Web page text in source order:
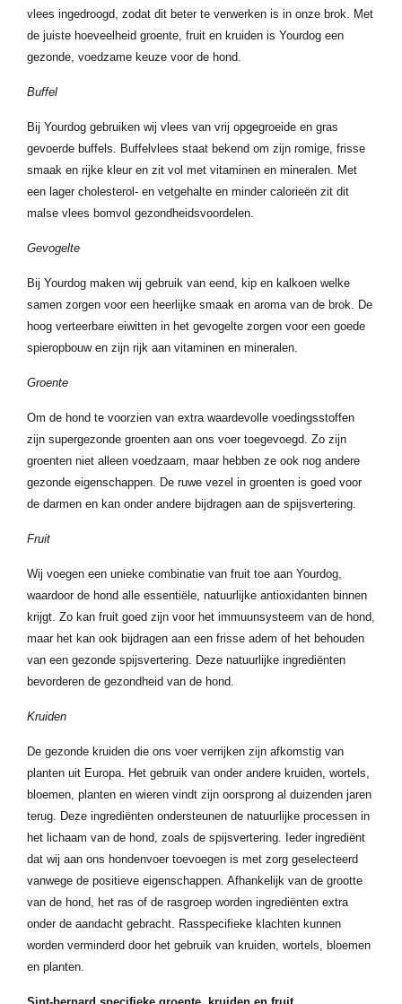
vlees ingedroogd, zodat dit beter te verwerken is in onze brok. Met
de juiste hoeveelheid groente, fruit en kruiden is Yourdog een
gezonde, voedzame keuze voor de hond.
Buffel
Bij Yourdog gebruiken wij vlees van vrij opgegroeide en gras
gevoerde buffels. Buffelvlees staat bekend om zijn romige, frisse
smaak en rijke kleur en zit vol met vitaminen en mineralen. Met
een lager cholesterol- en vetgehalte en minder calorieën zit dit
malse vlees bomvol gezondheidsvoordelen.
Gevogelte
Bij Yourdog maken wij gebruik van eend, kip en kalkoen welke
samen zorgen voor een heerlijke smaak en aroma van de brok. De
hoog verteerbare eiwitten in het gevogelte zorgen voor een goede
spieropbouw en zijn rijk aan vitaminen en mineralen.
Groente
Om de hond te voorzien van extra waardevolle voedingsstoffen
zijn supergezonde groenten aan ons voer toegevoegd. Zo zijn
groenten niet alleen voedzaam, maar hebben ze ook nog andere
gezonde eigenschappen. De ruwe vezel in groenten is goed voor
de darmen en kan onder andere bijdragen aan de spijsvertering.
Fruit
Wij voegen een unieke combinatie van fruit toe aan Yourdog,
waardoor de hond alle essentiële, natuurlijke antioxidanten binnen
krijgt. Zo kan fruit goed zijn voor het immuunsysteem van de hond,
maar het kan ook bijdragen aan een frisse adem of het behouden
van een gezonde spijsvertering. Deze natuurlijke ingrediënten
bevorderen de gezondheid van de hond.
Kruiden
De gezonde kruiden die ons voer verrijken zijn afkomstig van
planten uit Europa. Het gebruik van onder andere kruiden, wortels,
bloemen, planten en wieren vindt zijn oorsprong al duizenden jaren
terug. Deze ingrediënten ondersteunen de natuurlijke processen in
het lichaam van de hond, zoals de spijsvertering. Ieder ingrediënt
dat wij aan ons hondenvoer toevoegen is met zorg geselecteerd
vanwege de positieve eigenschappen. Afhankelijk van de grootte
van de hond, het ras of de rasgroep worden ingrediënten extra
onder de aandacht gebracht. Rasspecifieke klachten kunnen
worden verminderd door het gebruik van kruiden, wortels, bloemen
en planten.